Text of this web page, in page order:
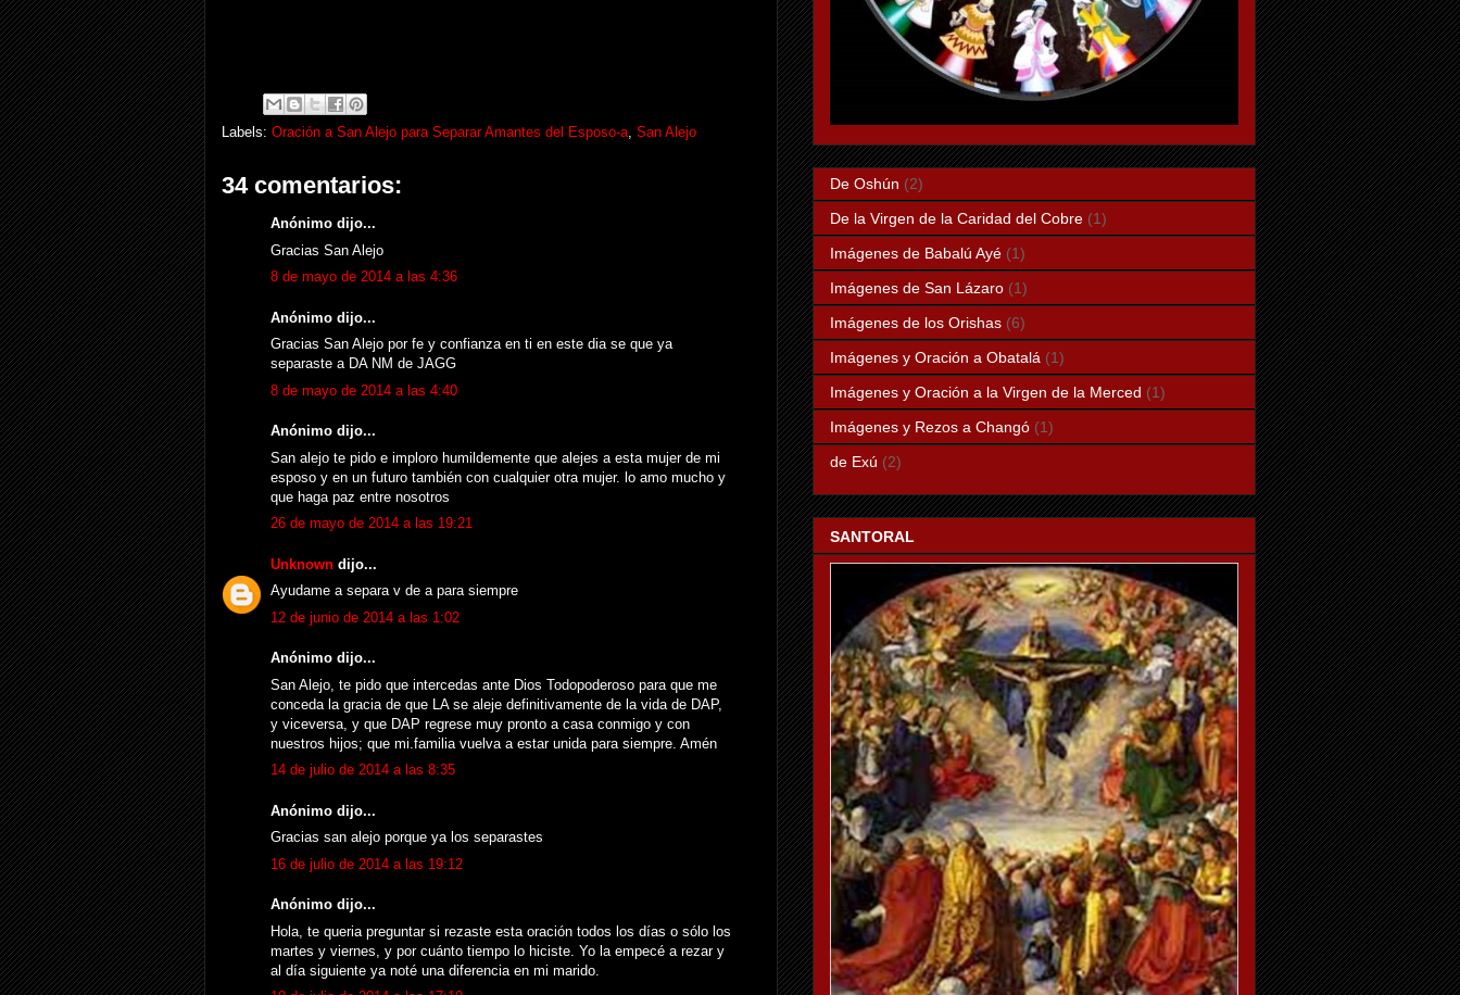
Labels: Oración a San Alejo para Separar Amantes del Esposo-a, San Alejo
34 comentarios:
Anónimo dijo...
Gracias San Alejo
8 de mayo de 2014 a las 4:36
Anónimo dijo...
Gracias San Alejo por fe y confianza en ti en este dia se que ya
separaste a DA NM de JAGG
8 de mayo de 2014 a las 4:40
Anónimo dijo...
San alejo te pido e imploro humildemente que alejes a esta mujer de mi
esposo y en un futuro también con cualquier otra mujer. lo amo mucho y
que haga paz entre nosotros
26 de mayo de 2014 a las 19:21
Unknown dijo...
Ayudame a separa v de a para siempre
12 de junio de 2014 a las 1:02
Anónimo dijo...
San Alejo, te pido que intercedas ante Dios Todopoderoso para que me
conceda la gracia de que LA se aleje definitivamente de la vida de DAP,
y viceversa, y que DAP regrese muy pronto a casa conmigo y con
nuestros hijos; que mi.familia vuelva a estar unida para siempre. Amén
14 de julio de 2014 a las 8:35
Anónimo dijo...
Gracias san alejo porque ya los separastes
16 de julio de 2014 a las 19:12
Anónimo dijo...
Hola, te queria preguntar si rezaste esta oración todos los días o sólo los
martes y viernes, y por cuánto tiempo lo hiciste. Yo la empecé a rezar y
al día siguiente ya noté una diferencia en mi marido.
De Oshún (2)
De la Virgen de la Caridad del Cobre (1)
Imágenes de Babalú Ayé (1)
Imágenes de San Lázaro (1)
Imágenes de los Orishas (6)
Imágenes y Oración a Obatalá (1)
Imágenes y Oración a la Virgen de la Merced (1)
Imágenes y Rezos a Changó (1)
de Exú (2)
SANTORAL